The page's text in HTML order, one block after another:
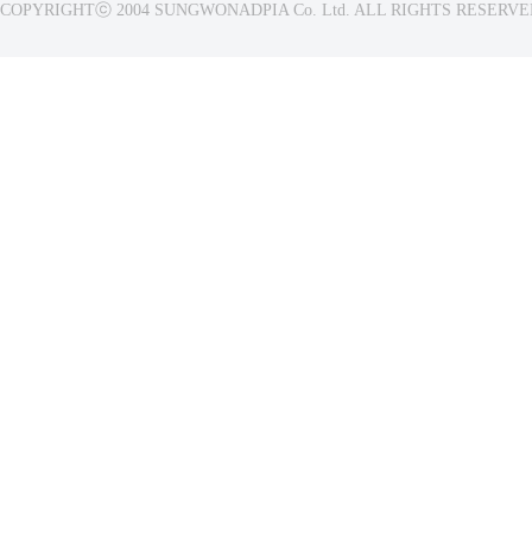
COPYRIGHTⓒ 2004 SUNGWONADPIA Co. Ltd. ALL RIGHTS